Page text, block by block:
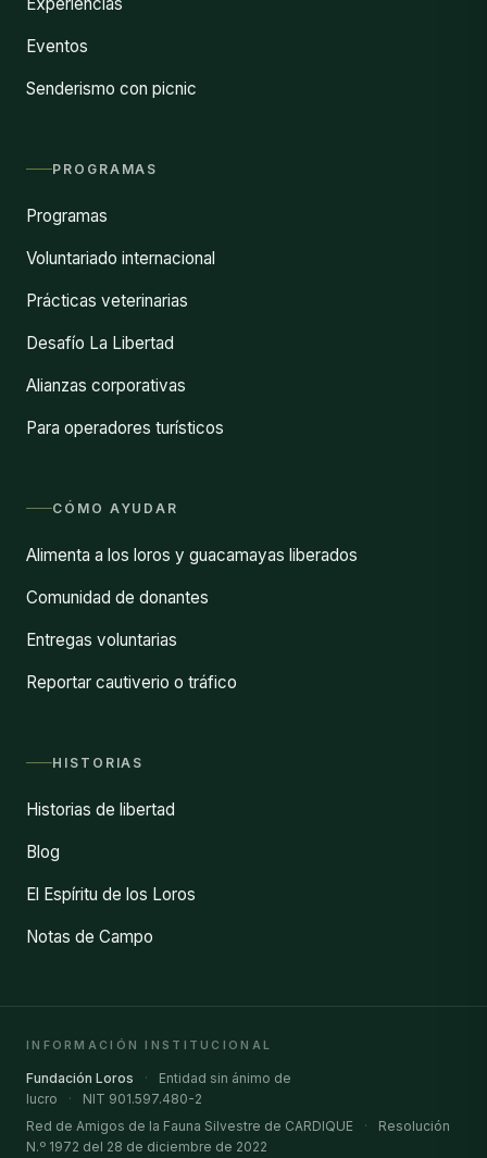
Eventos
Senderismo con picnic
PROGRAMAS
Programas
Voluntariado internacional
Prácticas veterinarias
Desafío La Libertad
Alianzas corporativas
Para operadores turísticos
CÓMO AYUDAR
Alimenta a los loros y guacamayas liberados
Comunidad de donantes
Entregas voluntarias
Reportar cautiverio o tráfico
HISTORIAS
Historias de libertad
Blog
El Espíritu de los Loros
Notas de Campo
INFORMACIÓN INSTITUCIONAL
Fundación Loros ·
Entidad sin ánimo de
lucro
·
NIT 901.597.480-2
Red de Amigos de la Fauna Silvestre de CARDIQUE
·
Resolución
N.º 1972 del 28 de diciembre de 2022